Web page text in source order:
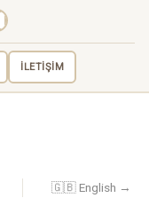
İLETİŞİM
🇬🇧 English →